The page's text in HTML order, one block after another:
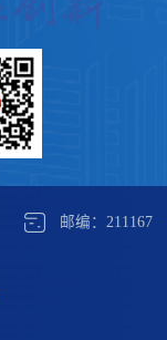
邮编：211167